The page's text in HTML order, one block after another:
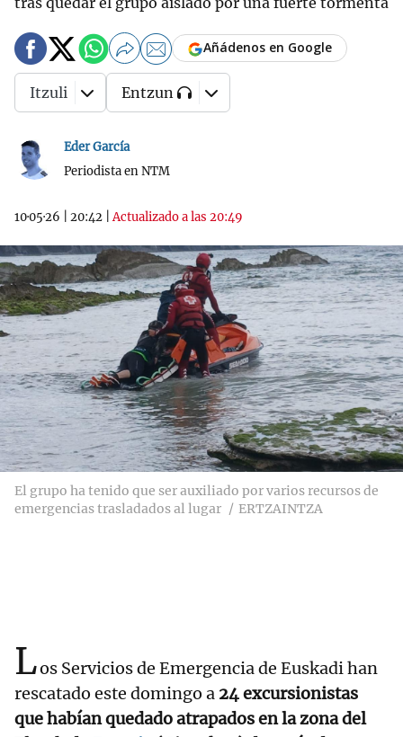
Eder García
Periodista en NTM
10·05·26 20:42 |Actualizado a las 20:49
Añádenos en Google
Itzuli Entzun
El grupo ha tenido que ser auxiliado por varios recursos de
emergencias trasladados al lugar
ERTZAINTZA
Los Servicios de Emergencia de Euskadi han
rescatado este domingo a 24 excursionistas
que habían quedado atrapados en la zona del